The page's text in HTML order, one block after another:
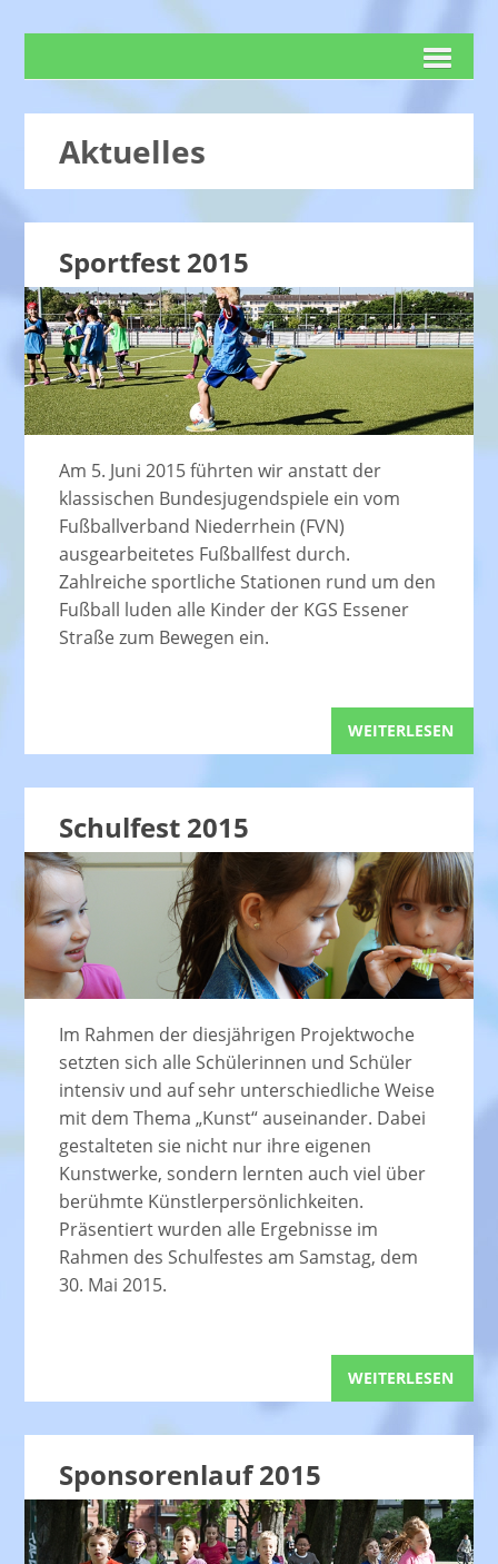
Aktuelles
Sportfest 2015
Am 5. Juni 2015 führten wir anstatt der
klassischen Bundesjugendspiele ein vom
Fußballverband Niederrhein (FVN)
ausgearbeitetes Fußballfest durch.
Zahlreiche sportliche Stationen rund um den
Fußball luden alle Kinder der KGS Essener
Straße zum Bewegen ein.
WEITERLESEN
Schulfest 2015
Im Rahmen der diesjährigen Projektwoche
setzten sich alle Schülerinnen und Schüler
intensiv und auf sehr unterschiedliche Weise
mit dem Thema „Kunst“ auseinander. Dabei
gestalteten sie nicht nur ihre eigenen
Kunstwerke, sondern lernten auch viel über
berühmte Künstlerpersönlichkeiten.
Präsentiert wurden alle Ergebnisse im
Rahmen des Schulfestes am Samstag, dem
30. Mai 2015.
WEITERLESEN
Sponsorenlauf 2015